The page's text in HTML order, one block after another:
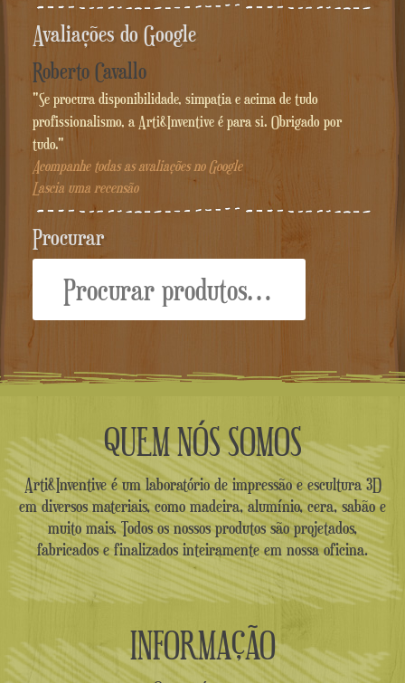
Avaliações do Google
Roberto Cavallo
"Se procura disponibilidade, simpatia e acima de tudo
profissionalismo, a Arti&Inventive é para si. Obrigado por
tudo."
Acompanhe todas as avaliações no Google
Lascia uma recensão
Procurar
QUEM NÓS SOMOS
Arti&Inventive é um laboratório de impressão e escultura 3D
em diversos materiais, como madeira, alumínio, cera, sabão e
muito mais. Todos os nossos produtos são projetados,
fabricados e finalizados inteiramente em nossa oficina.
INFORMAÇÃO